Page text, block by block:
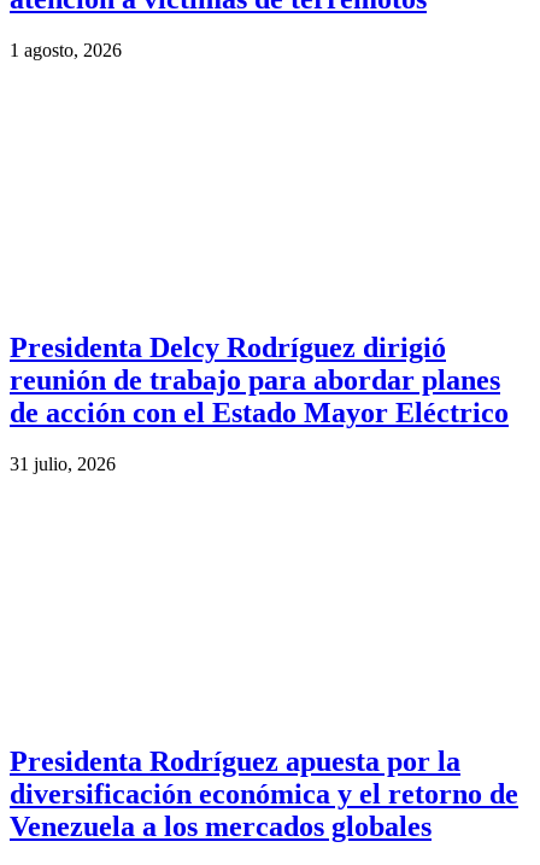
1 agosto, 2026
Presidenta Delcy Rodríguez dirigió
reunión de trabajo para abordar planes
de acción con el Estado Mayor Eléctrico
31 julio, 2026
Presidenta Rodríguez apuesta por la
diversificación económica y el retorno de
Venezuela a los mercados globales